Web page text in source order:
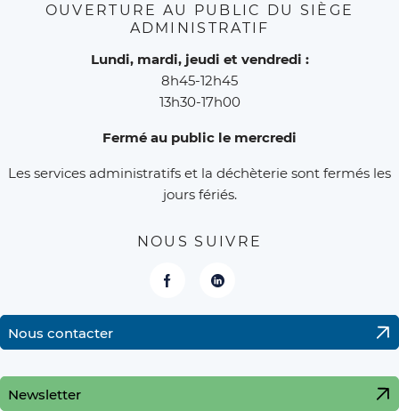
OUVERTURE AU PUBLIC DU SIÈGE
ADMINISTRATIF
Lundi, mardi, jeudi et vendredi :
8h45-12h45
13h30-17h00
Fermé au public le mercredi
Les services administratifs et la déchèterie sont fermés les
jours fériés.
NOUS SUIVRE
FacebookLinkedIn
Nous contacter
Newsletter